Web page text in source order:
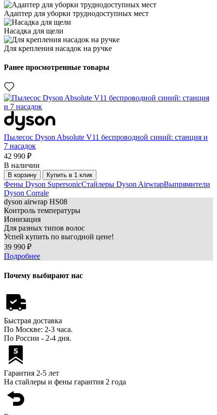
Адаптер для уборки труднодоступных мест
Насадка для щели
Для крепления насадок на ручке
Ранее просмотренные товары
Пылесос Dyson Absolute V11 беспроводной синий: станция и
7 насадок
42 990 ₽
В наличии
В корзину Купить в 1 клик
Фены Dyson SupersonicСтайлеры Dyson AirwrapВыпрямители
Dyson Corrale
dyson airwrap HS08
Контроль температуры
Ионизация
Для разных типов волос
Успей купить по выгодной цене!
39 990 ₽
Подробнее
Почему выбирают нас
Быстрая доставка
По Москве: 2-3 часа.
По России - 2-4 дня.
Гарантия 2-5 лет
На стайлеры и фены гарантия 2 года